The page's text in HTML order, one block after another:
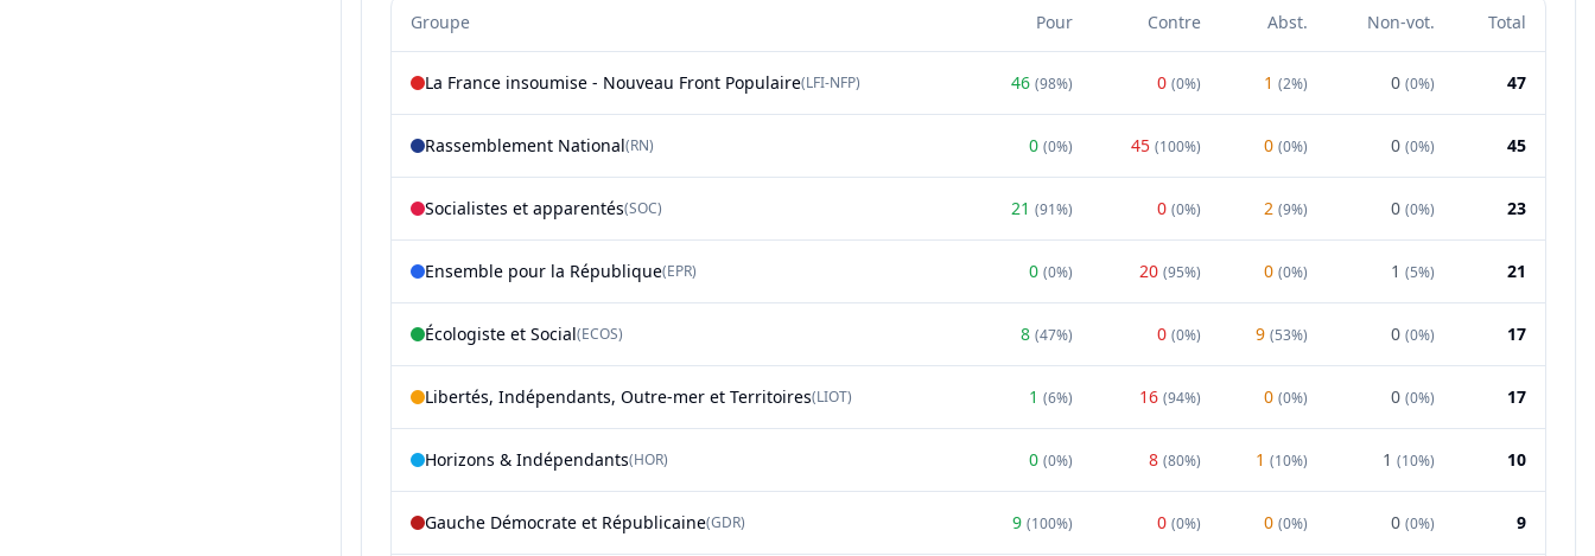
Groupe Pour Contre Abst. Non-vot. Total
La France insoumise - Nouveau Front Populaire(LFI-NFP) 46 (98%) 0 (0%) 1 (2%) 0 (0%) 47
Rassemblement National(RN) 0 (0%) 45 (100%) 0 (0%) 0 (0%) 45
Socialistes et apparentés(SOC) 21 (91%) 0 (0%) 2 (9%) 0 (0%) 23
Ensemble pour la République(EPR) 0 (0%) 20 (95%) 0 (0%) 1 (5%) 21
Écologiste et Social(ECOS) 8 (47%) 0 (0%) 9 (53%) 0 (0%) 17
Libertés, Indépendants, Outre-mer et Territoires(LIOT) 1 (6%) 16 (94%) 0 (0%) 0 (0%) 17
Horizons & Indépendants(HOR) 0 (0%) 8 (80%) 1 (10%) 1 (10%) 10
Gauche Démocrate et Républicaine(GDR) 9 (100%) 0 (0%) 0 (0%) 0 (0%) 9